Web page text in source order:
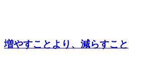
増やすことより、減らすこと